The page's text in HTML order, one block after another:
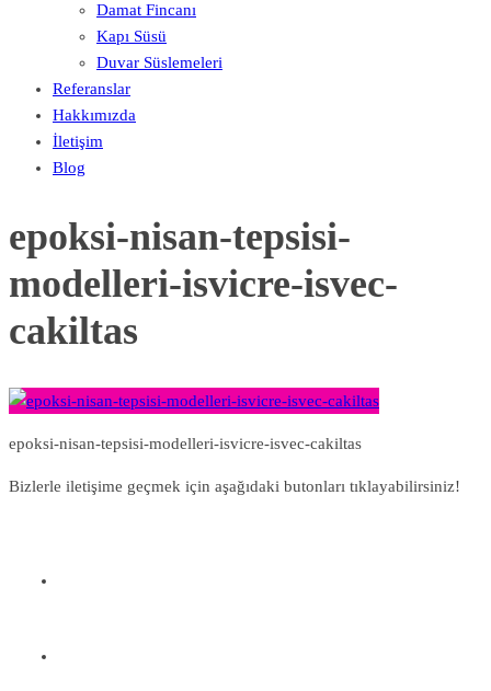
Damat Fincanı
Kapı Süsü
Duvar Süslemeleri
Referanslar
Hakkımızda
İletişim
Blog
epoksi-nisan-tepsisi-
modelleri-isvicre-isvec-
cakiltas
epoksi-nisan-tepsisi-modelleri-isvicre-isvec-cakiltas
Bizlerle iletişime geçmek için aşağıdaki butonları tıklayabilirsiniz!